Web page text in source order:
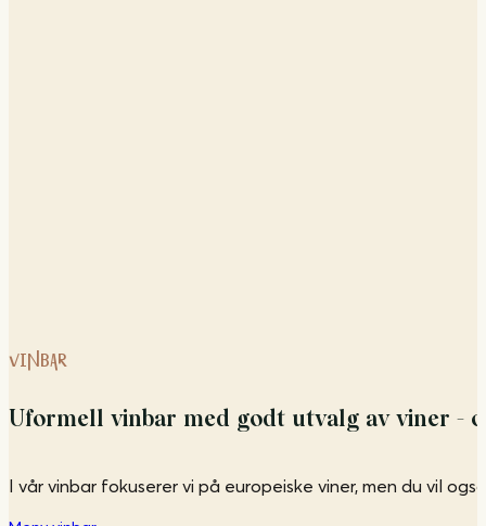
Uformell vinbar med godt utvalg av viner -
VINBAR
I vår vinbar fokuserer vi på europeiske viner, men du vil